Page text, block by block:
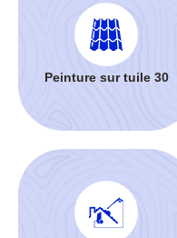
Peinture sur tuile 30